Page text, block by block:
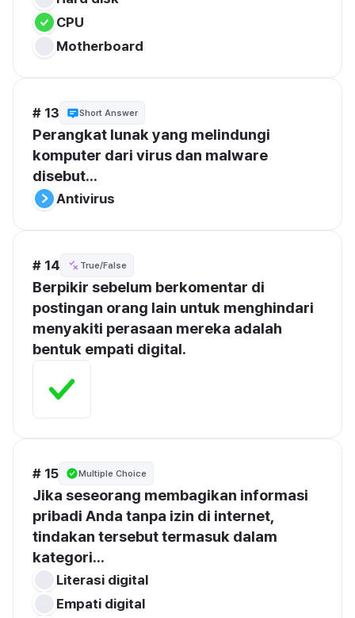
CPU
Motherboard
# 13 Short Answer
Perangkat lunak yang melindungi
komputer dari virus dan malware
disebut...
Antivirus
# 14 True/False
Berpikir sebelum berkomentar di
postingan orang lain untuk menghindari
menyakiti perasaan mereka adalah
bentuk empati digital.
# 15 Multiple Choice
Jika seseorang membagikan informasi
pribadi Anda tanpa izin di internet,
tindakan tersebut termasuk dalam
kategori...
Literasi digital
Empati digital